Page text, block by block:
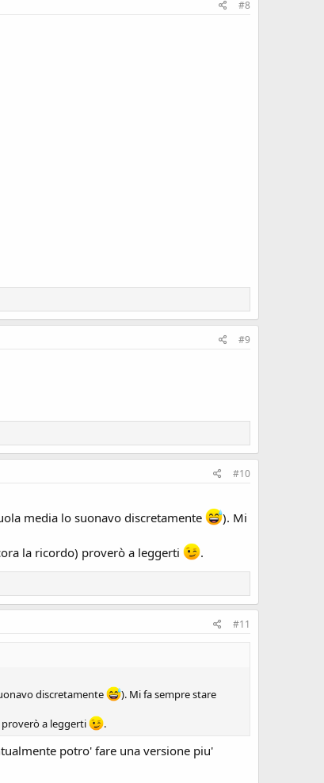
#8
#9
#10
media lo suonavo discretamente
). Mi
la ricordo) proverò a leggerti
.
#11
discretamente
). Mi fa sempre stare
a leggerti
.
potro' fare una versione piu'